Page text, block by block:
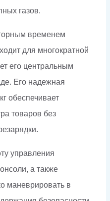
газов.
временем
для многократной
его центральным
Его надежная
обеспечивает
товаров без
управления
а также
маневрировать в